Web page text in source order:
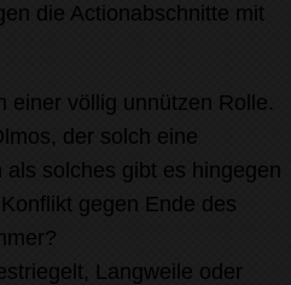
die Actionabschnitte mit
einer völlig unnützen Rolle.
der solch eine
solches gibt es hingegen
gegen Ende des
Langweile oder